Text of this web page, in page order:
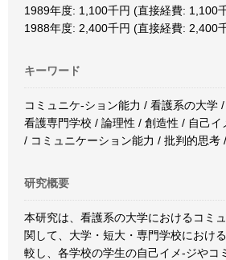
1989年度: 1,100千円 (直接経費: 1,100
1988年度: 2,400千円 (直接経費: 2,400
キーワード
コミュニケ-ション能力 / 看護系の大学
看護専門学校 / 論理性 / 創造性 / 自己イ
/ コミュニケーション能力 / 批判的思考
研究概要
本研究は、看護系の大学におけるコミ
関して、大学・短大・専門学校におけ
較し、各学校の学生の自己イメ-ジやコ